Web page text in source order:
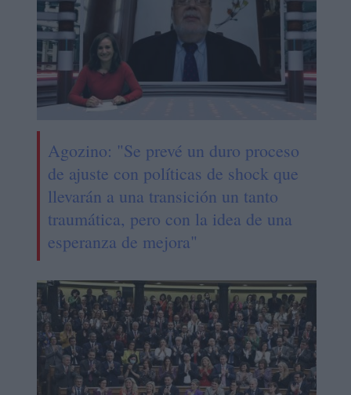
Agozino: "Se prevé un duro proceso
de ajuste con políticas de shock que
llevarán a una transición un tanto
traumática, pero con la idea de una
esperanza de mejora"